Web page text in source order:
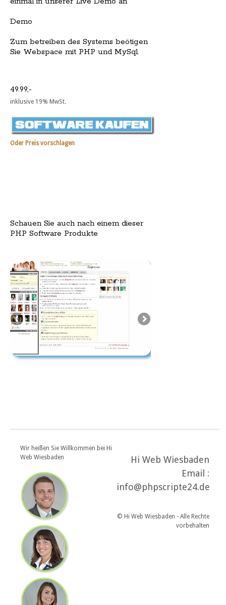
Demo
Zum betreiben des Systems beötigen
Sie Webspace mit PHP und MySql.
49.99,-
inklusive 19% MwSt.
Oder Preis vorschlagen
Schauen Sie auch nach einem dieser
PHP Software Produkte
Wir heißen Sie Willkommen bei Hi
Web Wiesbaden
Hi Web Wiesbaden
Email :
info@phpscripte24.de
© Hi Web Wiesbaden - Alle Rechte
vorbehalten